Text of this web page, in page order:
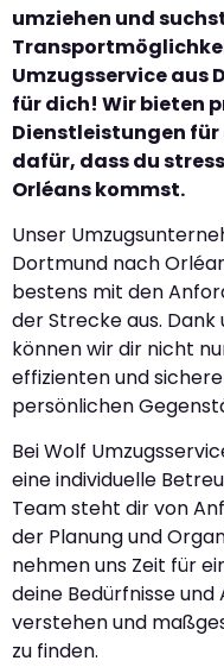
umziehen und
Umzugsservice aus
für dich! Wir bieten
Dienstleistungen für
dafür, dass du
Orléans kommst.
Unser
Dortmund nach
bestens mit den
der Strecke aus.
können wir dir nicht
effizienten und
persönlichen
Bei Wolf
eine individuelle
Team steht dir von
der Planung und
nehmen uns Zeit für
deine Bedürfnisse
verstehen und
zu finden.